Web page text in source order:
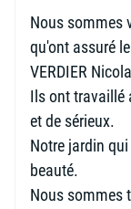
Nous sommes
qu'ont assuré
VERDIER
Ils ont travaillé
et de sérieux.
Notre jardin
beauté.
Nous sommes